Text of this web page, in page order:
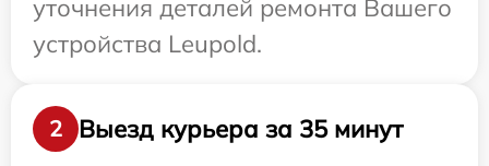
уточнения деталей ремонта Вашего
устройства Leupold.
2
Выезд курьера за 35 минут